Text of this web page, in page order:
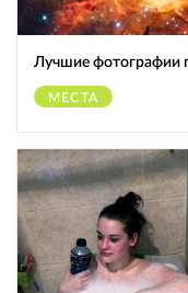
Лучшие фотографии
МЕСТА